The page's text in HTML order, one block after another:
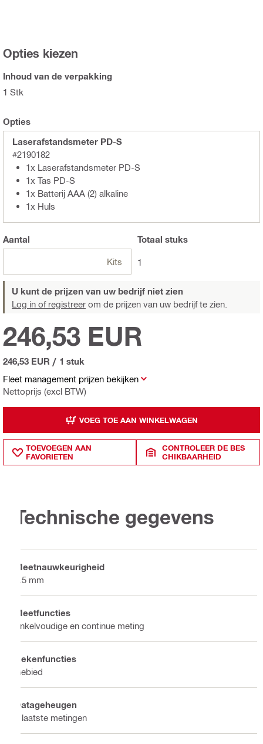
Opties kiezen
Inhoud van de verpakking
1 Stk
Opties
Laserafstandsmeter PD-S
#2190182
1x Laserafstandsmeter PD-S
1x Tas PD-S
1x Batterij AAA (2) alkaline
1x Huls
Aantal
Kits
Totaal stuks
1
U kunt de prijzen van uw bedrijf niet zien
Log in of registreer om de prijzen van uw bedrijf te zien.
Fleet management prijzen bekijken
Nettoprijs (excl BTW)
246,53 EUR
246,53 EUR / 1 stuk
VOEG TOE AAN WINKELWAGEN
TOEVOEGEN AAN
FAVORIETEN
CONTROLEER DE BES
CHIKBAARHEID
Technische gegevens
Meetnauwkeurigheid
1.5 mm
Meetfuncties
Enkelvoudige en continue meting
Rekenfuncties
Gebied
Datageheugen
2 laatste metingen